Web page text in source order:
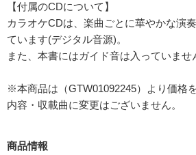
【付属のCDについて】
カラオケCDは、楽曲ごとに華やかな演
ています(デジタル音源)。
また、本書にはガイド音は入っていませ
※本商品は（GTW01092245）より価格
内容・収載曲に変更はございません。
商品情報